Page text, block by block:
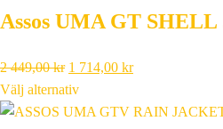
599,00 kr. 519,00 kr.
Assos UMA GT SHELL
2 449,00kr Det
ursprungliga
priset
1 714,00 krDet
priset
Välj alternativ